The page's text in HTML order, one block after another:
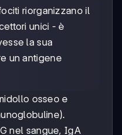
riorganizzano il
unici - è
la sua
un antigene
osseo e
nel sangue, IgA